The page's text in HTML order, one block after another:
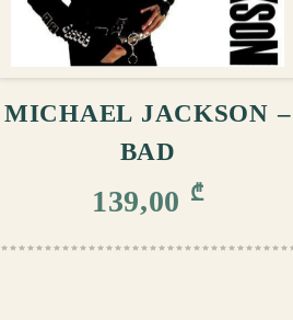
ᲙᲐᲚᲐᲗᲐᲨᲘ ᲓᲐᲛᲐᲢᲔᲑᲐ
MICHAEL JACKSON –
BAD
139,00 ₾